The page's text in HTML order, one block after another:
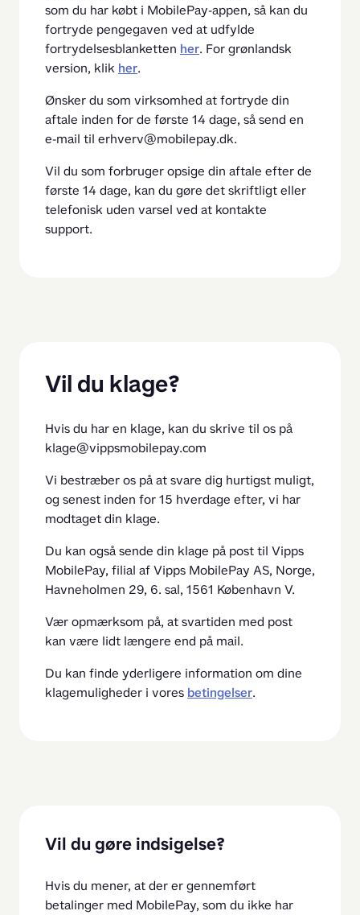
som du har købt i MobilePay-appen, så kan du
fortryde pengegaven ved at udfylde
fortrydelsesblanketten her. For grønlandsk
version, klik her.
Ønsker du som virksomhed at fortryde din
aftale inden for de første 14 dage, så send en
e-mail til erhverv@mobilepay.dk.
Vil du som forbruger opsige din aftale efter de
første 14 dage, kan du gøre det skriftligt eller
telefonisk uden varsel ved at kontakte
support.
Vil du klage?
Hvis du har en klage, kan du skrive til os på
klage@vippsmobilepay.com
Vi bestræber os på at svare dig hurtigst muligt,
og senest inden for 15 hverdage efter, vi har
modtaget din klage.
Du kan også sende din klage på post til Vipps
MobilePay, filial af Vipps MobilePay AS, Norge,
Havneholmen 29, 6. sal, 1561 København V.
Vær opmærksom på, at svartiden med post
kan være lidt længere end på mail.
Du kan finde yderligere information om dine
klagemuligheder i vores betingelser.
Vil du gøre indsigelse?
Hvis du mener, at der er gennemført
betalinger med MobilePay, som du ikke har